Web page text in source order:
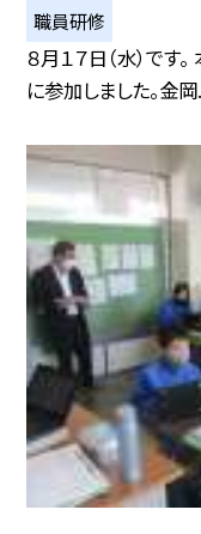
職員研修
８月１７日（水）です
に参加しました。金